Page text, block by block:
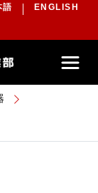
語 ENGLISH